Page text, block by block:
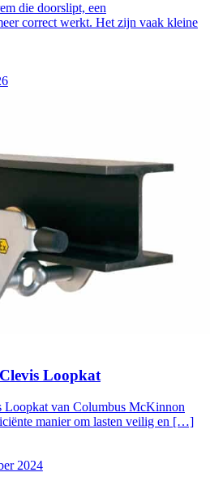
die doorslipt, een
correct werkt. Het zijn vaak kleine
Loopkat
van Columbus McKinnon
manier om lasten veilig en […]
2024